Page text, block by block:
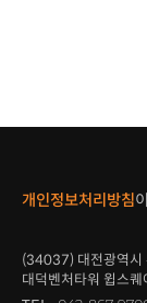
개인정보처리방침
(34037) 대전광역시
대덕벤처타워 윕스퀘